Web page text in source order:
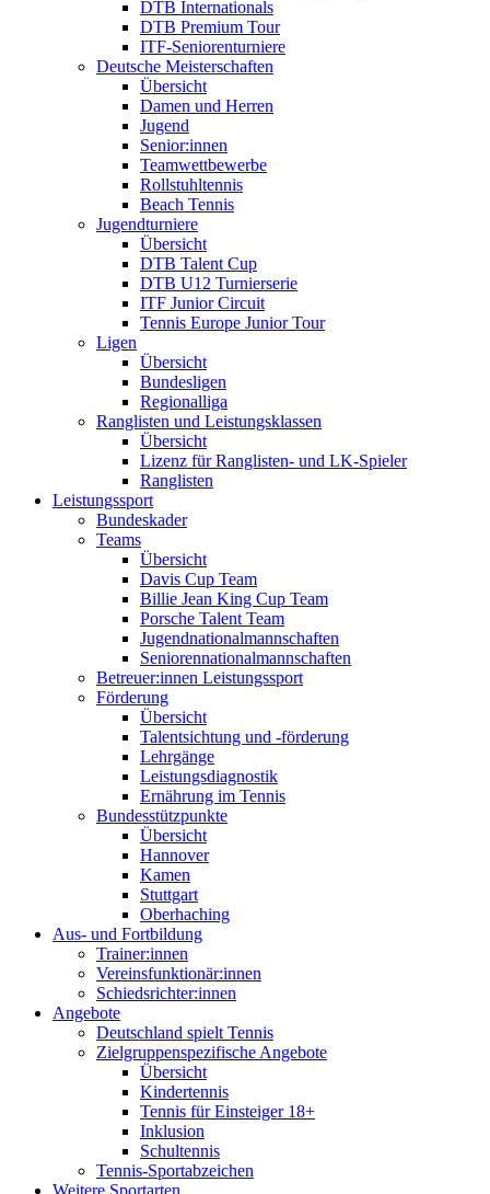
DTB Internationals
DTB Premium Tour
ITF-Seniorenturniere
Deutsche Meisterschaften
Übersicht
Damen und Herren
Jugend
Senior:innen
Teamwettbewerbe
Rollstuhltennis
Beach Tennis
Jugendturniere
Übersicht
DTB Talent Cup
DTB U12 Turnierserie
ITF Junior Circuit
Tennis Europe Junior Tour
Ligen
Übersicht
Bundesligen
Regionalliga
Ranglisten und Leistungsklassen
Übersicht
Lizenz für Ranglisten- und LK-Spieler
Ranglisten
Leistungssport
Bundeskader
Teams
Übersicht
Davis Cup Team
Billie Jean King Cup Team
Porsche Talent Team
Jugendnationalmannschaften
Seniorennationalmannschaften
Betreuer:innen Leistungssport
Förderung
Übersicht
Talentsichtung und -förderung
Lehrgänge
Leistungsdiagnostik
Ernährung im Tennis
Bundesstützpunkte
Übersicht
Hannover
Kamen
Stuttgart
Oberhaching
Aus- und Fortbildung
Trainer:innen
Vereinsfunktionär:innen
Schiedsrichter:innen
Angebote
Deutschland spielt Tennis
Zielgruppenspezifische Angebote
Übersicht
Kindertennis
Tennis für Einsteiger 18+
Inklusion
Schultennis
Tennis-Sportabzeichen
Weitere Sportarten